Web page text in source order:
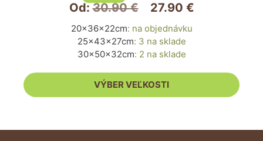
Od:30.90€ 27.90 €
20x36x22cm: na objednávku
25x43x27cm: 3 na sklade
30x50x32cm: 2 na sklade
VÝBER VEĽKOSTI
vybrať
stránke